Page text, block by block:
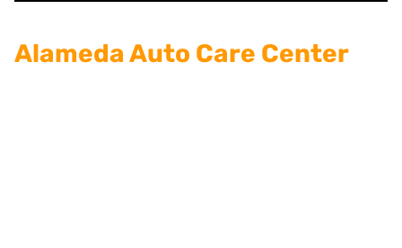
Alameda Auto Care Center